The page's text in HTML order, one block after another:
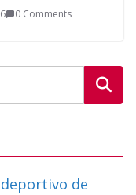
0 Comments
de